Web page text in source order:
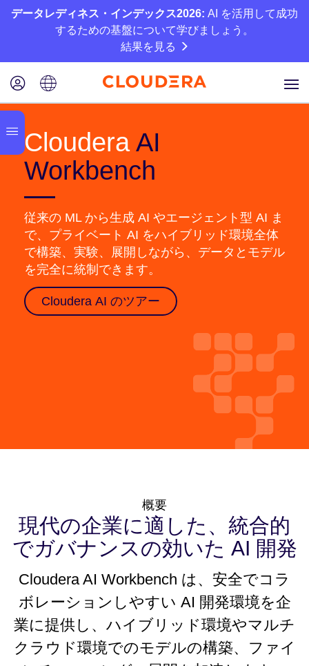
データレディネス・インデックス2026: AI を活用して成功
するための基盤について学びましょう。
結果を見る
ClouderaAI
Workbench
従来の ML から生成 AI やエージェント型 AI ま
で、プライベート AI をハイブリッド環境全体
で構築、実験、展開しながら、データとモデル
を完全に統制できます。
Cloudera AI のツアー
概要
現代の企業に適した、統合的
でガバナンスの効いた AI 開発
Cloudera AI Workbench は、安全でコラ
ボレーションしやすい AI 開発環境を企
業に提供し、ハイブリッド環境やマルチ
クラウド環境でのモデルの構築、ファイ